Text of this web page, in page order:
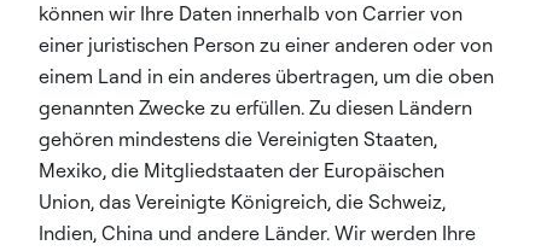
können wir Ihre Daten innerhalb von Carrier von
einer juristischen Person zu einer anderen oder von
einem Land in ein anderes übertragen, um die oben
genannten Zwecke zu erfüllen. Zu diesen Ländern
gehören mindestens die Vereinigten Staaten,
Mexiko, die Mitgliedstaaten der Europäischen
Union, das Vereinigte Königreich, die Schweiz,
Indien, China und andere Länder. Wir werden Ihre